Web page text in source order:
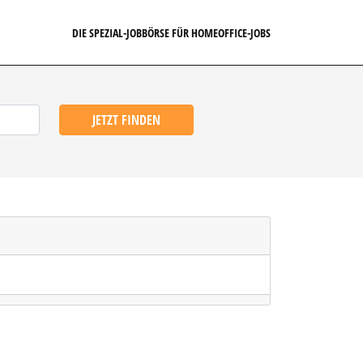
DIE SPEZIAL-JOBBÖRSE FÜR HOMEOFFICE-JOBS
JETZT FINDEN